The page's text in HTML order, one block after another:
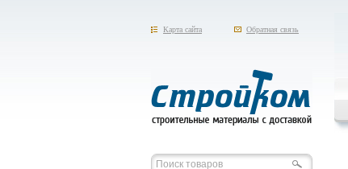
Карта сайта Обратная связь